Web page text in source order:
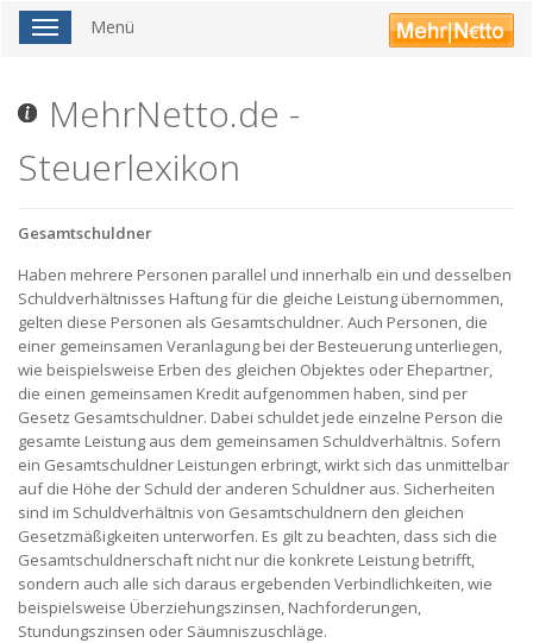
ToggleMenü
MehrNetto.de -
Steuerlexikon
Gesamtschuldner
Haben mehrere Personen parallel und innerhalb ein und desselben
Schuldverhältnisses Haftung für die gleiche Leistung übernommen,
gelten diese Personen als Gesamtschuldner. Auch Personen, die
einer gemeinsamen Veranlagung bei der Besteuerung unterliegen,
wie beispielsweise Erben des gleichen Objektes oder Ehepartner,
die einen gemeinsamen Kredit aufgenommen haben, sind per
Gesetz Gesamtschuldner. Dabei schuldet jede einzelne Person die
gesamte Leistung aus dem gemeinsamen Schuldverhältnis. Sofern
ein Gesamtschuldner Leistungen erbringt, wirkt sich das unmittelbar
auf die Höhe der Schuld der anderen Schuldner aus. Sicherheiten
sind im Schuldverhältnis von Gesamtschuldnern den gleichen
Gesetzmäßigkeiten unterworfen. Es gilt zu beachten, dass sich die
Gesamtschuldnerschaft nicht nur die konkrete Leistung betrifft,
sondern auch alle sich daraus ergebenden Verbindlichkeiten, wie
beispielsweise Überziehungszinsen, Nachforderungen,
Stundungszinsen oder Säumniszuschläge.